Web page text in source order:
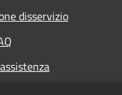
disservizio